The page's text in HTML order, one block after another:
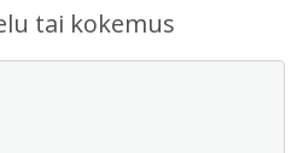
tai kokemus